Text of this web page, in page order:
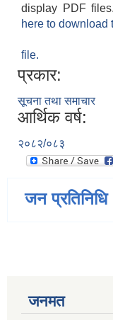
display PDF
here to download
file.
प्रकार:
सूचना तथा समाचार
आर्थिक वर्ष:
२०८२/०८३
जन प्रतिनिधि
जनमत